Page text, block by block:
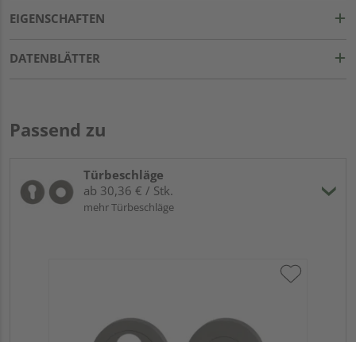
EIGENSCHAFTEN
DATENBLÄTTER
Passend zu
Türbeschläge
ab 30,36 € / Stk.
mehr Türbeschläge